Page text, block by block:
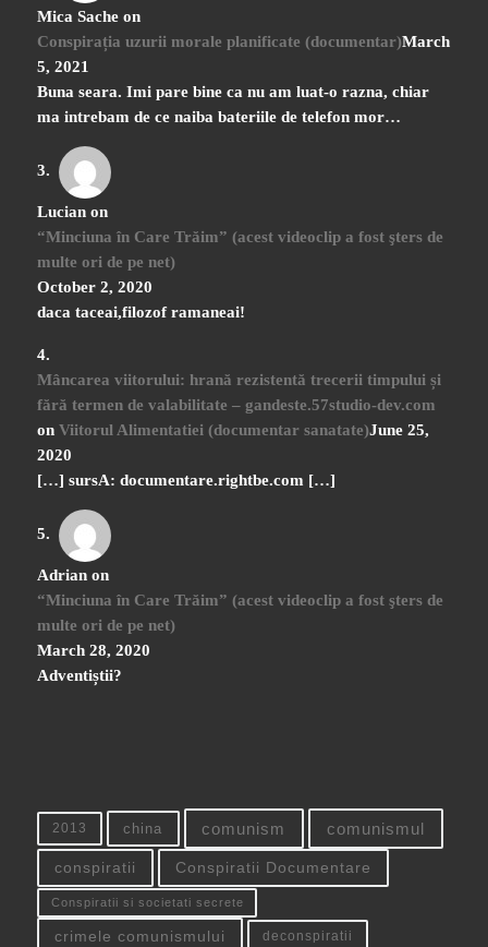
Mica Sache on
Conspirația uzurii morale planificate (documentar)March
5, 2021
Buna seara. Imi pare bine ca nu am luat-o razna, chiar
ma intrebam de ce naiba bateriile de telefon mor…
Lucian on
“Minciuna în Care Trăim” (acest videoclip a fost şters de
multe ori de pe net)
October 2, 2020
daca taceai,filozof ramaneai!
Mâncarea viitorului: hrană rezistentă trecerii timpului și
fără termen de valabilitate – gandeste.57studio-dev.com
onViitorul Alimentatiei (documentar sanatate)June 25,
2020
[…] sursA: documentare.rightbe.com […]
Adrian on
“Minciuna în Care Trăim” (acest videoclip a fost şters de
multe ori de pe net)
March 28, 2020
Adventiștii?
2013 china comunism comunismul
conspiratii Conspiratii Documentare
Conspiratii si societati secrete
crimele comunismului deconspiratii